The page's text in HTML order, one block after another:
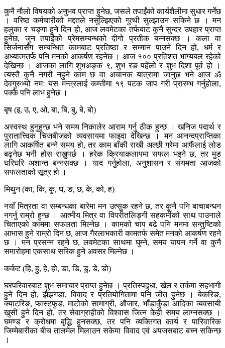
कुनै नौलो विषयको अनुभव प्राप्त हुनेछ, जसले तपाईंको कार्यशैलीमा सुधार गर्नेछ
। वरिष्ठ कर्मचारीको मद्दतले नसुल्झिएको गुत्थी सुल्झाउन सकिने छ । मन
हलुका र चङ्गा हुने दिन हो, आज लवमेटका तर्फबाट कुनै सुन्दर उपहार प्राप्त
हुनेछ, जुन तपाईंको प्रेमसम्बन्धको दीगो प्रतीक बन्नसक्छ । कला वा
सिर्जनासँग सम्बन्धित कामबाट प्रतिष्ठा र सम्मान पाउने दिन हो, धर्म र
अध्यात्मतर्फ पनि मनको आकर्षण रहनेछ । आज १०० प्रतिशत भाग्यबल रहेको
देखिन्छ । आजका लागि शुभअङ्क ९, शुभ रङ पहेंलो र शुभ दिशा पूर्व हो ।
त्यस्तै कुनै नगरी नहुने काम छ वा अचानक यात्रामा जानुछ भने आज ॐ
देवगुरुभ्यो नमः यस मन्त्रलाई कम्तीमा १९ पटक जाप गरी प्रारम्भ गर्नुहोला,
पक्कै पनि लाभ हुनेछ ।
बृष (इ, उ, ए, ओ, बा, बि, बु, बे, बो)
अस्वस्थ हुनुहुन्छ भने समय निकालेर आराम गर्नु ठीक हुन्छ । खनिज पदार्थ र
पुरातात्त्विक चिजबीजको व्यवसायमा फाइदा देखिन्छ । मन आनन्दप्राप्तिका
लागि आकर्षित बन्ने समय हो, तर काम बाँकी राखी अल्छी गरेमा आफैंलाई लोड
बढ्नेछ भनी होस राख्नुपर्छ । हरेक क्रियाकलापमा सफल भइने छ, तर मुड
घरिघरि अशान्त बन्नसक्छ । याद गर्नुहोला, अनुशासन र संयमता आजको
सफलताको सूत्र हो ।
मिथुन (का, कि, कु, घ, ङ, छ, के, को, ह)
नयाँ मित्रता वा सम्बन्धका बारेमा मन उत्सुक रहने छ, तर कुनै पनि बाचाबन्धन
नगर्नु राम्रो हुन्छ । आत्मीय मित्र वा विपरीतलिङ्गी सहकर्मीको साथ पाउनाले
चिताएको काममा सफलता मिल्नेछ । कामको चाप बढे पनि मनमा सन्तुष्टिको
आभास हुने राम्रो दिन छ, आज गैरलाभकारी कामतर्फ समेत मनको आकर्षण रहने
छ । मन प्रसन्न रहने छ, लवमेटका साथमा घुम्ने, समय यापन गर्ने वा कुनै
समारोहमा एकसाथ सरिक हुने अवसर मिल्नेछ ।
कर्कट (हि, हु, हे, हो, डा, डि, डु, डे, डो)
घरपरिवारबाट शुभ समाचार प्राप्त हुनेछ । प्रतिस्पद्र्धा, खेल र तर्कमा सहभागी
हुने दिन हो, झैझगडा, विवाद र प्रतियोगितामा पनि जीत हुनेछ । बेकरिङ,
क्याटरिङ, फास्टफुड, माटोको सामाग्री, औजार, भाँडाकुँडा आदिका व्यवसायी
खुसी हुने दिन हो, तर सेवाग्राहीको विश्वास जित्न केही समय लाग्नसक्छ ।
घमण्ड र क्रोधमा बृद्धि हुनसक्छ, तर पनि व्यक्तिगत कार्य र पारिवारिक
जिम्मेबारीका बीच तालमेल मिलाउन सकेमा विवाद एवं अपजसबाट बच्न सकिन्छ
।